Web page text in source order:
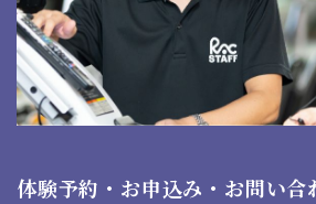
体験予約・お申込み・お問い合